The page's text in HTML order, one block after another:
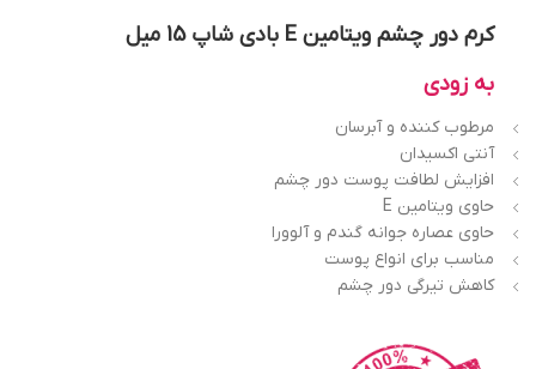
کرم دور چشم ویتامین E بادی شاپ 15 میل
به زودی
مرطوب کننده و آبرسان
آنتی اکسیدان
افزایش لطافت پوست دور چشم
حاوی ویتامین E
حاوی عصاره جوانه گندم و آلوورا
مناسب برای انواع پوست
کاهش تیرگی دور چشم